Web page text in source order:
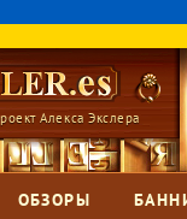
Алекса Экслера
ОБЗОРЫ